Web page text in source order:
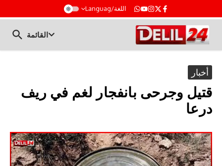
اللغة/Languag
القائمة
أخبار
قتيل وجرحى بانفجار لغم في ريف
درعا